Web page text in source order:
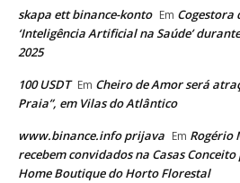
skapa ett binance-konto Em Cogestora
‘Inteligência Artificial na Saúde’
2025
100 USDT Em Cheiro de Amor será
Praia”, em Vilas do Atlântico
www.binance.info prijava Em Rogério
recebem convidados na Casas
Home Boutique do Horto Florestal